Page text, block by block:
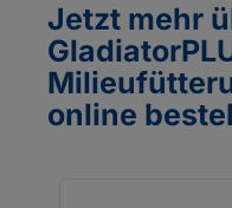
Jetzt mehr
online